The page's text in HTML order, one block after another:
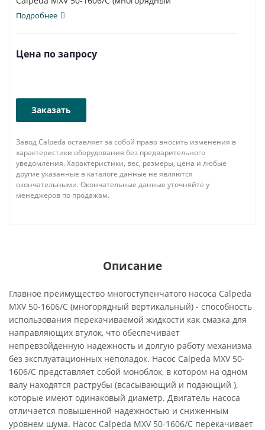
вертикальный)...
Подробнее
Цена по запросу
Заказать
Завод Calpeda оставляет за собой право вносить изменения в
характеристики оборудования без предварительного
уведомления. Характеристики, вес, размеры, цена и любые
другие указанные в каталоге данные не являются
окончательными. Окончательные данные уточняйте у
менеджеров по продажам.
Описание
Главное преимущество многоступенчатого насоса Calpeda
MXV 50-1606/C (многорядный вертикальный) - способность
использования перекачиваемой жидкости как смазка для
направляющих втулок, что обеспечивает
непревзойденную надежность и долгую работу механизма
без эксплуатационных неполадок. Насос Calpeda MXV 50-
1606/C представляет собой моноблок, в котором на одном
валу находятся раструбы (всасывающий и подающий ),
которые имеют одинаковый диаметр. Двигатель насоса
отличается повышенной надежностью и сниженным
уровнем шума. Насос Calpeda MXV 50-1606/C перекачивает